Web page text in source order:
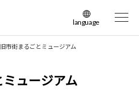
language
日本語
市街まるごとミュージアム
ュージアム